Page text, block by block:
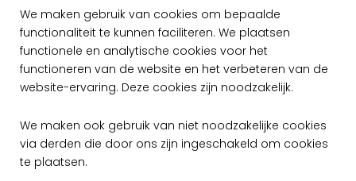
We maken gebruik van cookies om bepaalde
functionaliteit te kunnen faciliteren. We plaatsen
functionele en analytische cookies voor het
functioneren van de website en het verbeteren van de
website-ervaring. Deze cookies zijn noodzakelijk.
We maken ook gebruik van niet noodzakelijke cookies
via derden die door ons zijn ingeschakeld om cookies
te plaatsen.
Lichtechtheid: Goed lichtbestendig
Onderhoud: Afwasbaar
Hoe verwijderen: Afstripbaar
Brandnorm: B-s2, d0 / Class A
Specificaties.pdf
Onderhoud.pdf